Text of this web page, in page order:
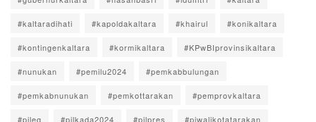
#kaltaradihati #kapoldakaltara #khairul #konikaltara
#kontingenkaltara #kormikaltara #KPwBIprovinsikaltara
#nunukan #pemilu2024 #pemkabbulungan
#pemkabnunukan #pemkottarakan #pemprovkaltara
#pileg #pilkada2024 #pilpres #pjwalikotatarakan